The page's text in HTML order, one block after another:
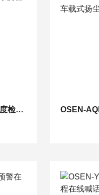
OSEN-DLJC街道清扫洁净度检查车载式积尘监测设备